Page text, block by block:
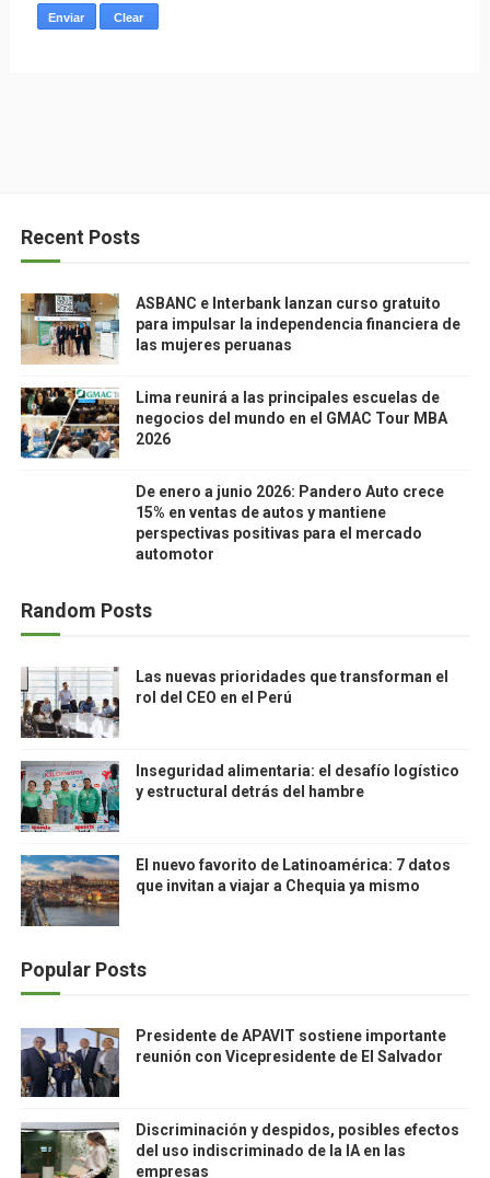
Recent Posts
ASBANC e Interbank lanzan curso gratuito
para impulsar la independencia financiera de
las mujeres peruanas
Lima reunirá a las principales escuelas de
negocios del mundo en el GMAC Tour MBA
2026
De enero a junio 2026: Pandero Auto crece
15% en ventas de autos y mantiene
perspectivas positivas para el mercado
automotor
Random Posts
Las nuevas prioridades que transforman el
rol del CEO en el Perú
Inseguridad alimentaria: el desafío logístico
y estructural detrás del hambre
El nuevo favorito de Latinoamérica: 7 datos
que invitan a viajar a Chequia ya mismo
Popular Posts
Presidente de APAVIT sostiene importante
reunión con Vicepresidente de El Salvador
Discriminación y despidos, posibles efectos
del uso indiscriminado de la IA en las
empresas